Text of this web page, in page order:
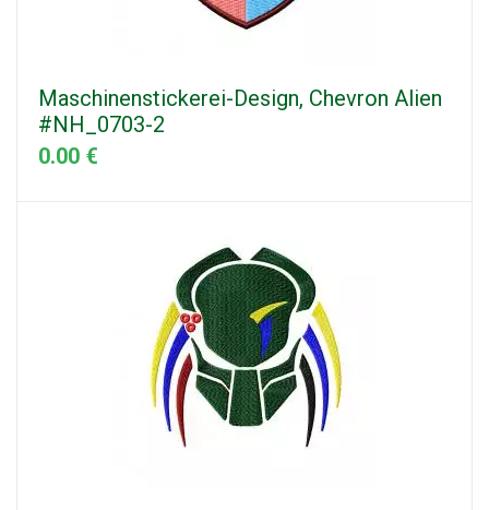
Maschinenstickerei-Design, Chevron Alien
#NH_0703-2
0.00 €